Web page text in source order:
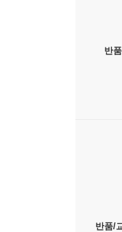
반
반품/